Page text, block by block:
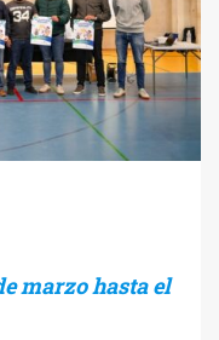
marzo hasta el